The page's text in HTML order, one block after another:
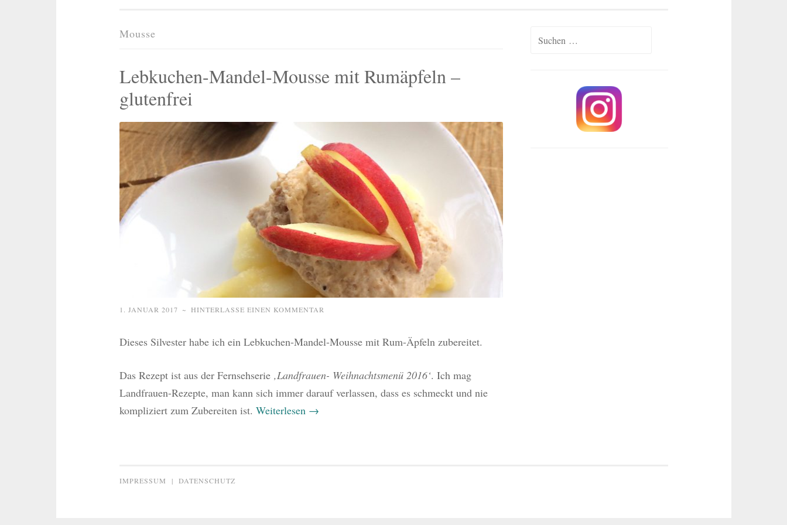
Mousse
Lebkuchen-Mandel-Mousse mit Rumäpfeln –
glutenfrei
1. JANUAR 2017 ~ HINTERLASSE EINEN KOMMENTAR
Dieses Silvester habe ich ein Lebkuchen-Mandel-Mousse mit Rum-Äpfeln zubereitet.
Das Rezept ist aus der Fernsehserie ‚Landfrauen- Weihnachtsmenü 2016‘. Ich mag
Landfrauen-Rezepte, man kann sich immer darauf verlassen, dass es schmeckt und nie
kompliziert zum Zubereiten ist. Weiterlesen →
Suchen
IMPRESSUM | DATENSCHUTZ